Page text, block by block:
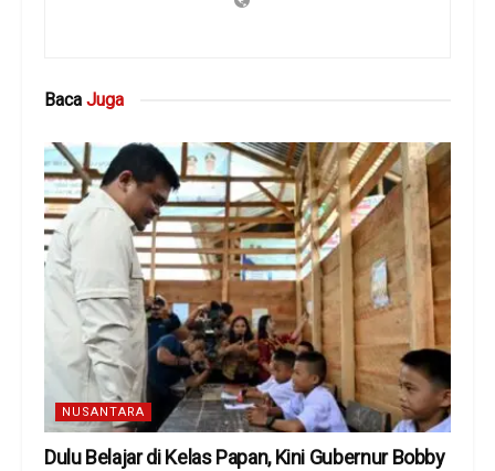
Baca Juga
NUSANTARA
Dulu Belajar di Kelas Papan, Kini Gubernur Bobby